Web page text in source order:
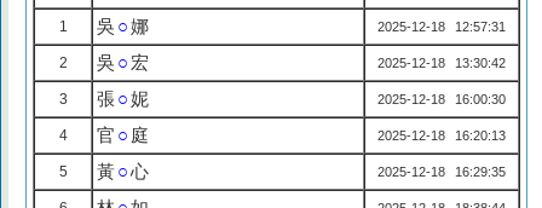
1 吳 ○娜 2025-12-18 12:57:31
2 吳 ○ 宏 2025-12-18 13:30:42
3 張○妮 2025-12-18 16:00:30
4 官 ○ 庭 2025-12-18 16:20:13
5 黃○心 2025-12-18 16:29:35